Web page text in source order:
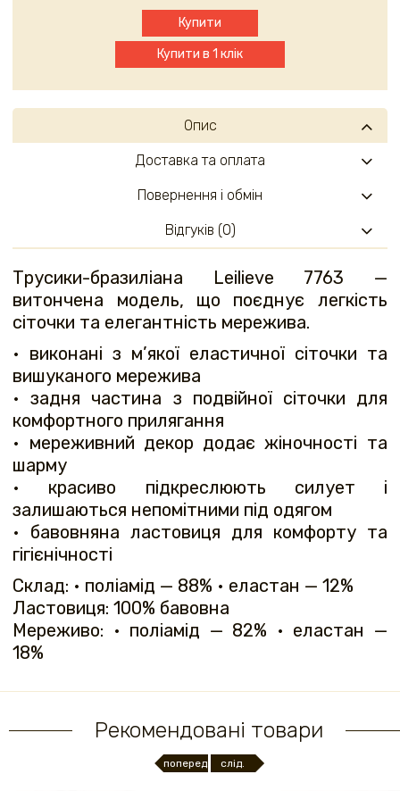
Купити
Купити в 1 клік
Опис
Трусики-бразиліана Leilieve 7763 —
витончена модель, що поєднує легкість
сіточки та елегантність мережива.
• виконані з м’якої еластичної сіточки та
вишуканого мережива
• задня частина з подвійної сіточки для
комфортного прилягання
• мереживний декор додає жіночності та
шарму
• красиво підкреслюють силует і
залишаються непомітними під одягом
• бавовняна ластовиця для комфорту та
гігієнічності
Склад: • поліамід — 88% • еластан — 12%
Ластовиця: 100% бавовна
Мереживо: • поліамід — 82% • еластан —
18%
Доставка та оплата
Повернення і обмін
Відгуків (0)
Рекомендовані товари
поперед. слід.